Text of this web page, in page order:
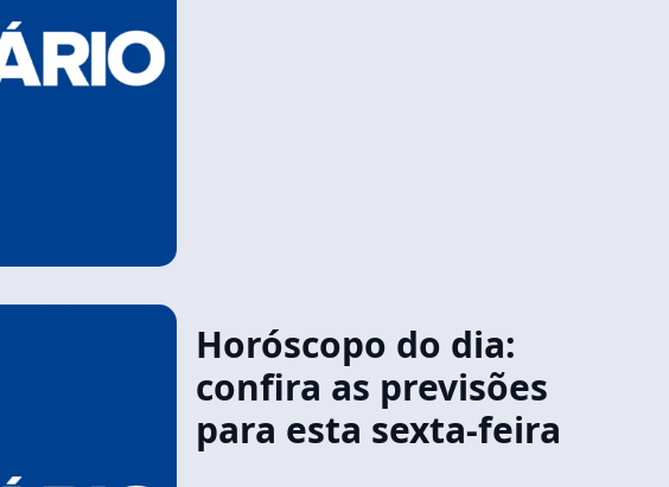
Horóscopo do dia:
confira as previsões
para esta sexta-feira